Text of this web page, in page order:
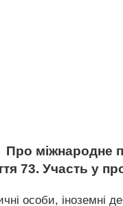
Про міжнародне
73. Участь у
особи, іноземні